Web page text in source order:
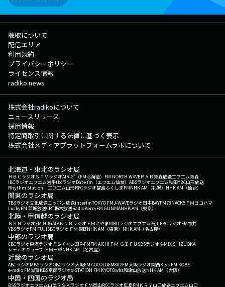
聴取について
配信エリア
利用規約
プライバシーポリシー
ライセンス情報
radiko news
株式会社radikoについて
ニュースリリース
採用情報
特定商取引に関する法律に基づく表示
株式会社メディアプラットフォームラボについて
北海道・東北のラジオ局
ＨＢＣラジオＳＴＶラジオAIR-G'（FM北海道） FM NORTH WAVEＲＡＢ青森放送エフエム青森
IBCラジオエフエム岩手tbcラジオDate fm（エフエム仙台） ABSラジオエフエム秋田YBC山形放送
Rhythm Station エフエム山形RFCラジオ福島ふくしまFMNHK AM（札幌） NHK AM（仙台）
関東のラジオ局
TBSラジオ文化放送ニッポン放送interfmTOKYO FMJ-WAVEラジオ日本BAYFM78NACK5 ＦＭヨコハマ
LuckyFM 茨城放送CRT栃木放送RadioBerryFM GUNMANHK AM（東京）
北陸・甲信越のラジオ局
ＢＳＮラジオFM NIIGATAＫＮＢラジオ ＦＭとやまMROラジオエフエム石川FBCラジオFM福井
YBSラジオFM FUJISBCラジオ ＦＭ長野NHK AM（東京） NHK AM（名古屋）
中部のラジオ局
CBCラジオ東海ラジオぎふチャンZIP-FMFM AICHI ＦＭ ＧＩＦＵ SBSラジオK-MIX SHIZUOKA
レディオキューブ ＦＭ三重NHK AM（名古屋）
近畿のラジオ局
ABCラジオMBSラジオOBCラジオ大阪FM COCOLOFM802FM大阪ラジオ関西Kiss FM KOBE
e-radio FM滋賀KBS京都ラジオα-STATION FM KYOTOwbs和歌山放送NHK AM（大阪）
中国・四国のラジオ局
BSSラジオエフエム山陰ＲＳＫラジオ ＦＭ岡山RCCラジオ広島FM ＫＲＹ山口放送エフエム山口